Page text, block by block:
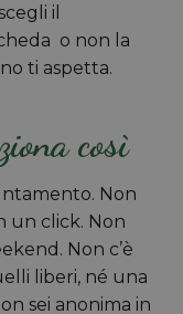
il
o non la
ti aspetta.
così
Non
un click. Non
Non c’è
liberi, né una
sei anonima in